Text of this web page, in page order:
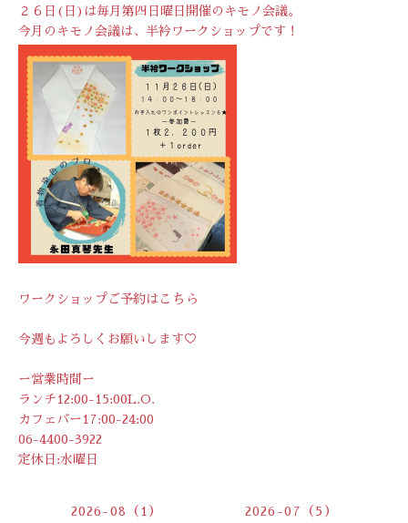
２６日(日)は毎月第四日曜日開催のキモノ会議。
今月のキモノ会議は、半衿ワークショップです！
ワークショップご予約は こちら
今週もよろしくお願いします♡
ー営業時間ー
ランチ12:00-15:00L.O.
カフェバー17:00-24:00
06-4400-3922
定休日:水曜日
2026-08（1） 2026-07（5）